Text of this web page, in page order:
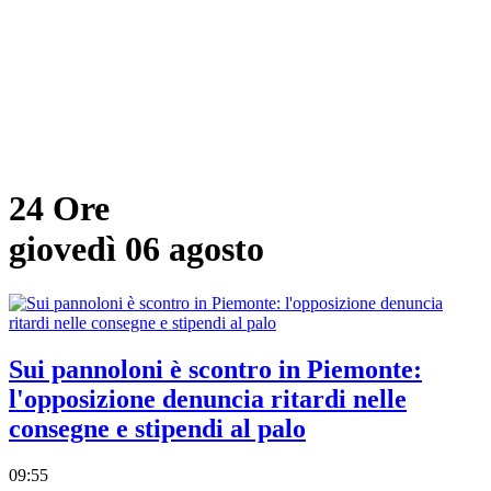
24 Ore
giovedì 06 agosto
Sui pannoloni è scontro in Piemonte:
l'opposizione denuncia ritardi nelle
consegne e stipendi al palo
09:55